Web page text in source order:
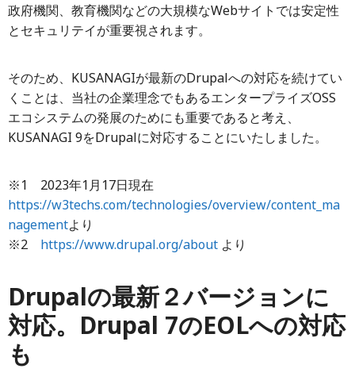
政府機関、教育機関などの大規模なWebサイトでは安定性
とセキュリテイが重要視されます。
そのため、KUSANAGIが最新のDrupalへの対応を続けてい
くことは、当社の企業理念でもあるエンタープライズOSS
エコシステムの発展のためにも重要であると考え、
KUSANAGI 9をDrupalに対応することにいたしました。
※1 2023年1月17日現在
https://w3techs.com/technologies/overview/content_ma
nagementより
※2 https://www.drupal.org/about より
Drupalの最新２バージョンに
対応。Drupal 7のEOLへの対応
も